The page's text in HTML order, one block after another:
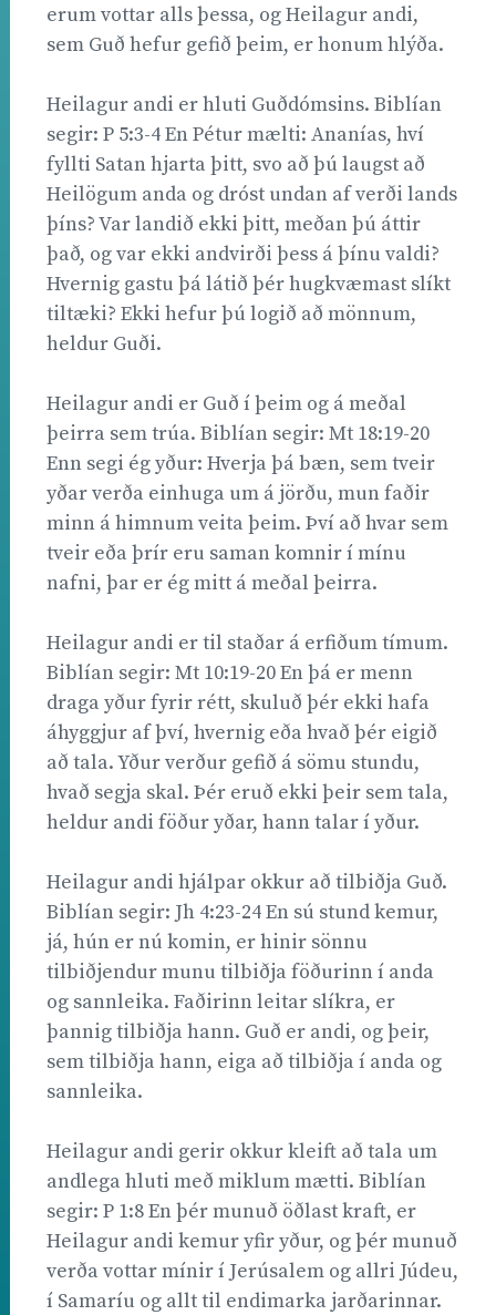
erum vottar alls þessa, og Heilagur andi,
sem Guð hefur gefið þeim, er honum hlýða.
Heilagur andi er hluti Guðdómsins. Biblían
segir: P 5:3-4 En Pétur mælti: Ananías, hví
fyllti Satan hjarta þitt, svo að þú laugst að
Heilögum anda og dróst undan af verði lands
þíns? Var landið ekki þitt, meðan þú áttir
það, og var ekki andvirði þess á þínu valdi?
Hvernig gastu þá látið þér hugkvæmast slíkt
tiltæki? Ekki hefur þú logið að mönnum,
heldur Guði.
Heilagur andi er Guð í þeim og á meðal
þeirra sem trúa. Biblían segir: Mt 18:19-20
Enn segi ég yður: Hverja þá bæn, sem tveir
yðar verða einhuga um á jörðu, mun faðir
minn á himnum veita þeim. Því að hvar sem
tveir eða þrír eru saman komnir í mínu
nafni, þar er ég mitt á meðal þeirra.
Heilagur andi er til staðar á erfiðum tímum.
Biblían segir: Mt 10:19-20 En þá er menn
draga yður fyrir rétt, skuluð þér ekki hafa
áhyggjur af því, hvernig eða hvað þér eigið
að tala. Yður verður gefið á sömu stundu,
hvað segja skal. Þér eruð ekki þeir sem tala,
heldur andi föður yðar, hann talar í yður.
Heilagur andi hjálpar okkur að tilbiðja Guð.
Biblían segir: Jh 4:23-24 En sú stund kemur,
já, hún er nú komin, er hinir sönnu
tilbiðjendur munu tilbiðja föðurinn í anda
og sannleika. Faðirinn leitar slíkra, er
þannig tilbiðja hann. Guð er andi, og þeir,
sem tilbiðja hann, eiga að tilbiðja í anda og
sannleika.
Heilagur andi gerir okkur kleift að tala um
andlega hluti með miklum mætti. Biblían
segir: P 1:8 En þér munuð öðlast kraft, er
Heilagur andi kemur yfir yður, og þér munuð
verða vottar mínir í Jerúsalem og allri Júdeu,
í Samaríu og allt til endimarka jarðarinnar.